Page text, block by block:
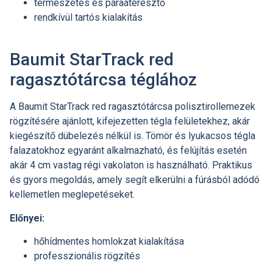
természetes és páraáteresztő
rendkívül tartós kialakítás
Baumit StarTrack red
ragasztótárcsa téglához
A Baumit StarTrack red ragasztótárcsa polisztirollemezek
rögzítésére ajánlott, kifejezetten tégla felületekhez, akár
kiegészítő dübelezés nélkül is. Tömör és lyukacsos tégla
falazatokhoz egyaránt alkalmazható, és felújítás esetén
akár 4 cm vastag régi vakolaton is használható. Praktikus
és gyors megoldás, amely segít elkerülni a fúrásból adódó
kellemetlen meglepetéseket.
Előnyei:
hőhídmentes homlokzat kialakítása
professzionális rögzítés